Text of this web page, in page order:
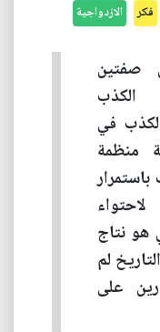
فكر الازدواجية
صفتين
الكذب
في
منظمة
هو نتاج
لم
على